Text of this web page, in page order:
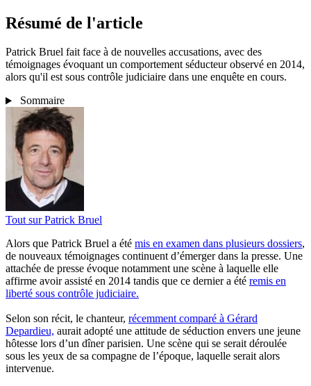
Résumé de l'article
Patrick Bruel fait face à de nouvelles accusations, avec des
témoignages évoquant un comportement séducteur observé en 2014,
alors qu'il est sous contrôle judiciaire dans une enquête en cours.
Sommaire
Tout surPatrick Bruel
Alors que Patrick Bruel a été mis en examen dans plusieurs dossiers,
de nouveaux témoignages continuent d’émerger dans la presse. Une
attachée de presse évoque notamment une scène à laquelle elle
affirme avoir assisté en 2014 tandis que ce dernier a été remis en
liberté sous contrôle judiciaire.
Selon son récit, le chanteur, récemment comparé à Gérard
Depardieu, aurait adopté une attitude de séduction envers une jeune
hôtesse lors d’un dîner parisien. Une scène qui se serait déroulée
sous les yeux de sa compagne de l’époque, laquelle serait alors
intervenue.